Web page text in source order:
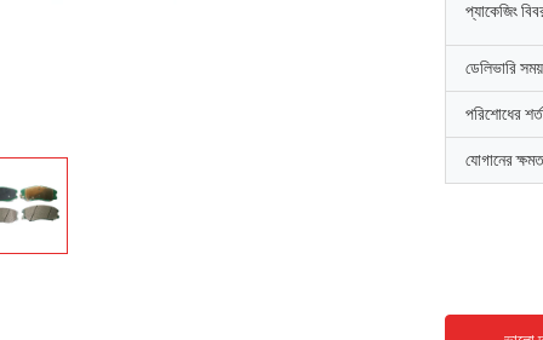
প্যাকেজিং
ডেলিভারি সময়
পরিশোধের শর্ত
যোগানের